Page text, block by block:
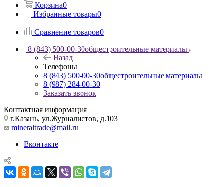
Корзина0
Избранные товары0
Сравнение товаров0
8 (843) 500-00-30общестроительные материалы
Назад
Телефоны
8 (843) 500-00-30общестроительные материалы
8 (987) 284-00-30
Заказать звонок
Контактная информация
г.Казань, ул.Журналистов, д.103
mineraltrade@mail.ru
Вконтакте